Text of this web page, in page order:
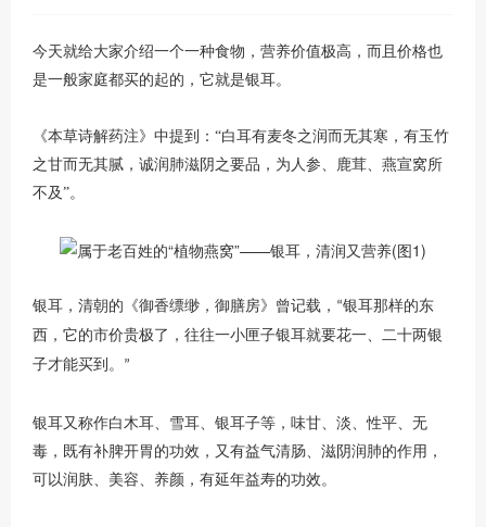
今天就给大家介绍一个一种食物，营养价值极高，而且价格也
是一般家庭都买的起的，它就是银耳。
《本草诗解药注》中提到： “白耳有麦冬之润而无其寒，有玉竹
之甘而无其腻，诚润肺滋阴之要品，为人参、鹿茸、燕宣窝所
不及”。
银耳，清朝的《御香缥缈，御膳房》曾记载， “银耳那样的东
西，它的市价贵极了，往往一小匣子银耳就要花一、二十两银
子才能买到。 ”
银耳又称作白木耳、雪耳、银耳子等，味甘、淡、性平、无
毒，既有补脾开胃的功效，又有益气清肠、滋阴润肺的作用，
可以润肤、美容、养颜，有延年益寿的功效。